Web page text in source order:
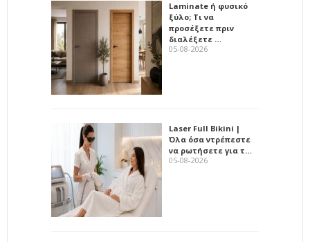
Laminate ή φυσικό
ξύλο; Τι να
προσέξετε πριν
διαλέξετε …
05-08-2026
Laser Full Bikini |
Όλα όσα ντρέπεστε
να ρωτήσετε για τ…
05-08-2026